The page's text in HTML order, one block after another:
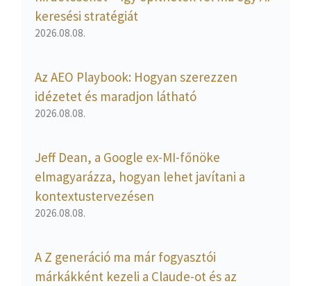
keresési stratégiát
2026.08.08.
Az AEO Playbook: Hogyan szerezzen
idézetet és maradjon látható
2026.08.08.
Jeff Dean, a Google ex-MI-főnöke
elmagyarázza, hogyan lehet javítani a
kontextustervezésen
2026.08.08.
A Z generáció ma már fogyasztói
márkákként kezeli a Claude-ot és az